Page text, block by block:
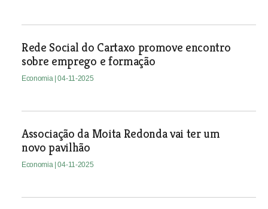
Rede Social do Cartaxo promove encontro
sobre emprego e formação
Economia | 04-11-2025
Associação da Moita Redonda vai ter um
novo pavilhão
Economia | 04-11-2025